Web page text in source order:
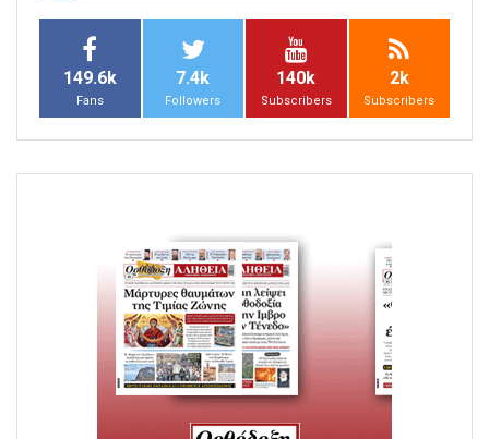
149.6k
Fans
7.4k
Followers
140k
Subscribers
2k
Subscribers